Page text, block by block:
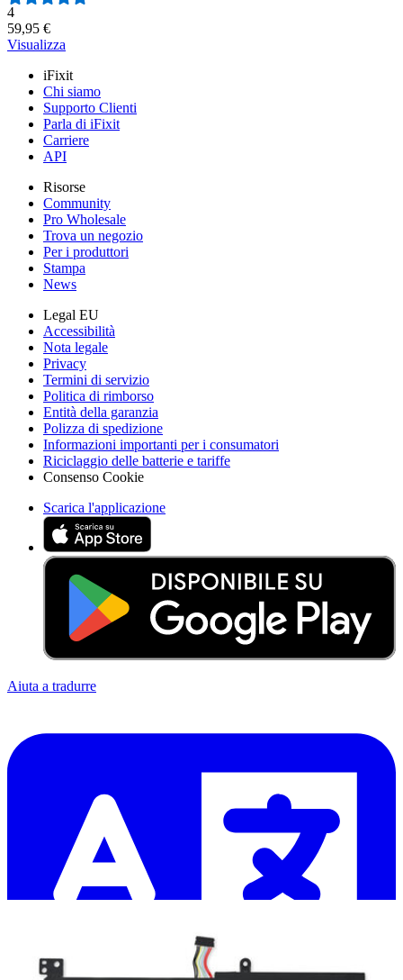
Numero di recensioni:
4
59,95 €
Visualizza
iFixit
Chi siamo
Supporto Clienti
Parla di iFixit
Carriere
API
Risorse
Community
Pro Wholesale
Trova un negozio
Per i produttori
Stampa
News
Legal EU
Accessibilità
Nota legale
Privacy
Termini di servizio
Politica di rimborso
Entità della garanzia
Polizza di spedizione
Informazioni importanti per i consumatori
Riciclaggio delle batterie e tariffe
Consenso Cookie
Scarica l'applicazione
Aiuta a tradurre